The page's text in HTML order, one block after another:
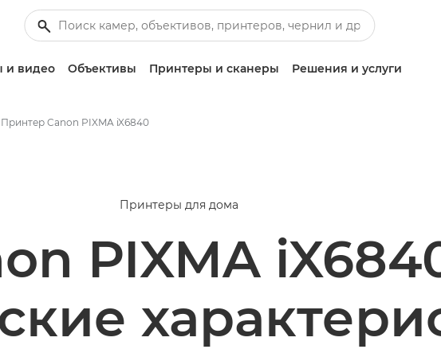
и видео Объективы Принтеры и сканеры Решения и услуги
Принтер Canon PIXMA iX6840
Принтеры для дома
PIXMA